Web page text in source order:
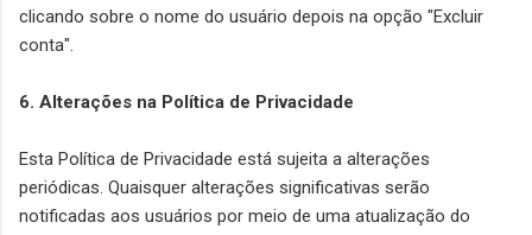
clicando sobre o nome do usuário depois na opção "Excluir
conta".
6. Alterações na Política de Privacidade
Esta Política de Privacidade está sujeita a alterações
periódicas. Quaisquer alterações significativas serão
notificadas aos usuários por meio de uma atualização do